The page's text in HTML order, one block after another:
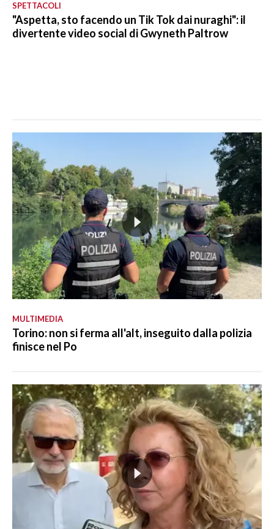
SPETTACOLI
"Aspetta, sto facendo un Tik Tok dai nuraghi": il
divertente video social di Gwyneth Paltrow
MULTIMEDIA
Torino: non si ferma all'alt, inseguito dalla polizia
finisce nel Po